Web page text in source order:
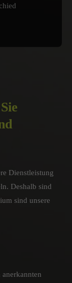
Dienstleistung
Deshalb sind
sind unsere